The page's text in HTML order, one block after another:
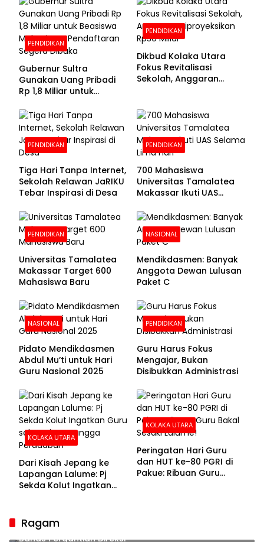
PENDIDIKAN
Gubernur Sultra
Gunakan Uang Pribadi
Rp 1,8 Miliar untuk
Pendaftaran Segera
Dibuka
PENDIDIKAN
Dikbud Kolaka Utara
Fokus Revitalisasi
Sekolah, Anggaran
PENDIDIKAN
Tiga Hari Tanpa Internet,
Sekolah Relawan JaRIKU
Tebar Inspirasi di Desa
PENDIDIKAN
700 Mahasiswa
Universitas Tamalatea
Makassar Ikuti UAS
PENDIDIKAN
Universitas Tamalatea
Makassar Target 600
Mahasiswa Baru
NASIONAL
Mendikdasmen: Banyak
Anggota Dewan Lulusan
Paket C
NASIONAL
Pidato Mendikdasmen
Abdul Mu’ti untuk Hari
Guru Nasional 2025
PENDIDIKAN
Guru Harus Fokus
Mengajar, Bukan
Disibukkan Administrasi
KOLAKA UTARA
Dari Kisah Jepang ke
Lapangan Lalume: Pj
Sekda Kolut Ingatkan
KOLAKA UTARA
Peringatan Hari Guru
dan HUT ke-80 PGRI di
Pakue: Ribuan Guru
Ragam
Sekda Kolaka Utara Hadiri RUPSLB BPR Bahteramas,
Bahas Pergantian Direksi